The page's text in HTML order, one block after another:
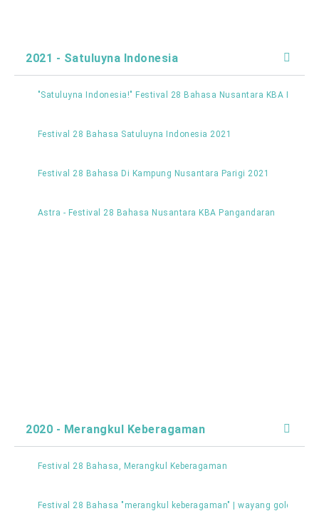
2021 - Satuluyna Indonesia
"Satuluyna Indonesia!" Festival 28 Bahasa Nusantara KBA
Festival 28 Bahasa Satuluyna Indonesia 2021
Festival 28 Bahasa Di Kampung Nusantara Parigi 2021
Astra - Festival 28 Bahasa Nusantara KBA Pangandaran
2020 - Merangkul Keberagaman
Festival 28 Bahasa, Merangkul Keberagaman
Festival 28 Bahasa "merangkul keberagaman" | wayang golek